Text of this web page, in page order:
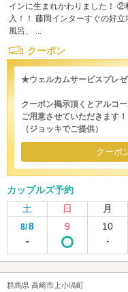
インに生まれかわりました！ ②
入！！ 藤岡インターすぐの好
風呂、 ...
クーポン
★ウェルカムサービスプレ
クーポン掲示頂くとアルコ
ご用意させていただきます！
（ジョッキでご提供）
クーポ
カップルズ予約
土
日 月
8/8
-
9
10
-
群馬県 高崎市上小塙町